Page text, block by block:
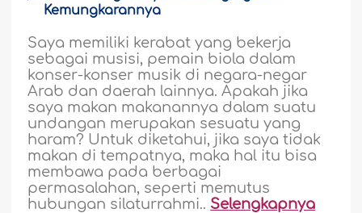
Kemungkarannya
Saya memiliki kerabat yang bekerja
sebagai musisi, pemain biola dalam
konser-konser musik di negara-negar
Arab dan daerah lainnya. Apakah jika
saya makan makanannya dalam suatu
undangan merupakan sesuatu yang
haram? Untuk diketahui, jika saya tidak
makan di tempatnya, maka hal itu bisa
membawa pada berbagai
permasalahan, seperti memutus
hubungan silaturrahmi.. Selengkapnya